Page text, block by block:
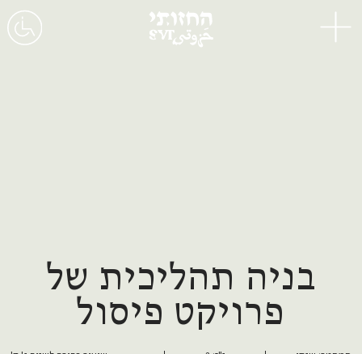
תפריט
בניה תהליכית של
פרויקט פיסול